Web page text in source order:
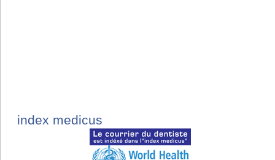
index medicus